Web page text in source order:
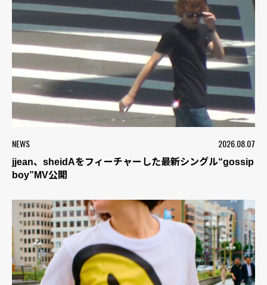
NEWS 2026.08.07
jjean、sheidAをフィーチャーした最新シングル“gossip
boy”MV公開